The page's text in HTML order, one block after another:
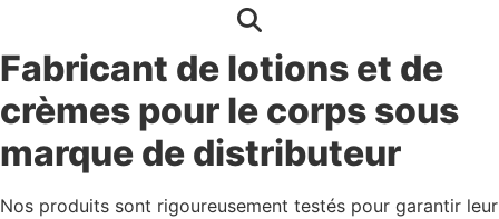
Fabricant de lotions et de
crèmes pour le corps sous
marque de distributeur
Nos produits sont rigoureusement testés pour garantir leur